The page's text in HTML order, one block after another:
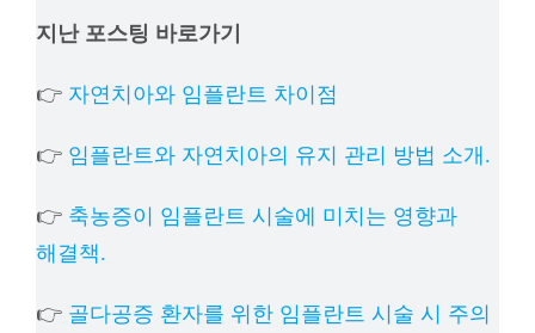
지난 포스팅 바로가기
👉 자연치아와 임플란트 차이점
👉 임플란트와 자연치아의 유지 관리 방법 소개.
👉 축농증이 임플란트 시술에 미치는 영향과
해결책.
👉 골다공증 환자를 위한 임플란트 시술 시 주의